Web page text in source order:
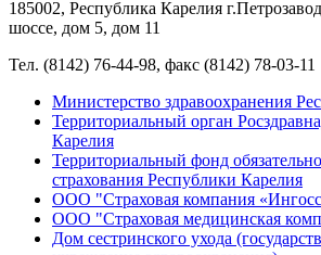
185002, Республика Карелия
шоссе, дом 5, дом 11
Тел. (8142) 76-44-98, факс (8142) 78-03-11
Министерство здравоохранения
Территориальный орган
Карелия
Территориальный фонд
страхования Республики Карелия
ООО "Страховая компания
ООО "Страховая медицинская
Дом сестринского ухода